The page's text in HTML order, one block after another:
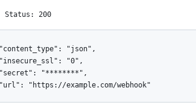
Status: 200